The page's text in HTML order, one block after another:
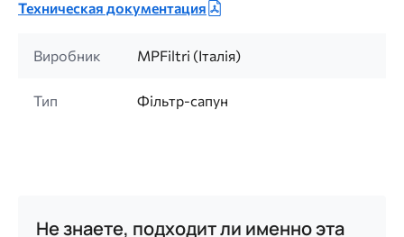
Техническая документация
Виробник MPFiltri (Італія)
Тип Фільтр-сапун
Не знаете, подходит ли именно эта